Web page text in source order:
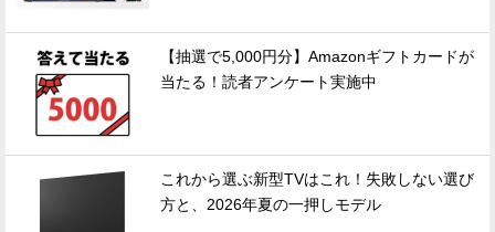
【抽選で5,000円分】Amazonギフトカードが
当たる！読者アンケート実施中
これから選ぶ新型TVはこれ！失敗しない選び
方と、2026年夏の一押しモデル